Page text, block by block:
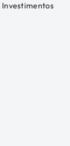
Investimentos